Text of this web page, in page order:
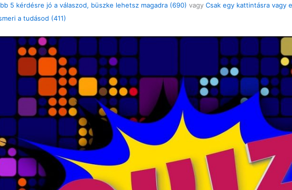
5 kérdésre jó a válaszod, büszke lehetsz magadra (690) vagy Csak egy kattintásra vagy
a tudásod (411)